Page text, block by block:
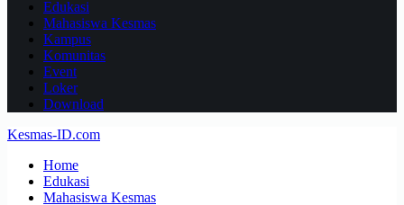
Edukasi
Mahasiswa Kesmas
Kampus
Komunitas
Event
Loker
Download
Kesmas-ID.com
Home
Edukasi
Mahasiswa Kesmas